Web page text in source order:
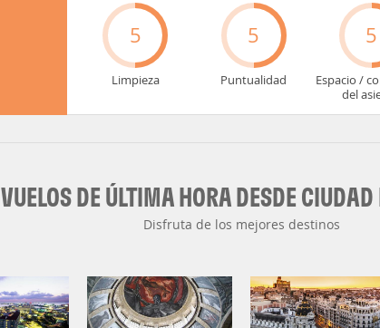
5
Limpieza
5
Puntualidad
5
Espacio /
del
VUELOS DE ÚLTIMA HORA DESDE
Disfruta de los mejores destinos